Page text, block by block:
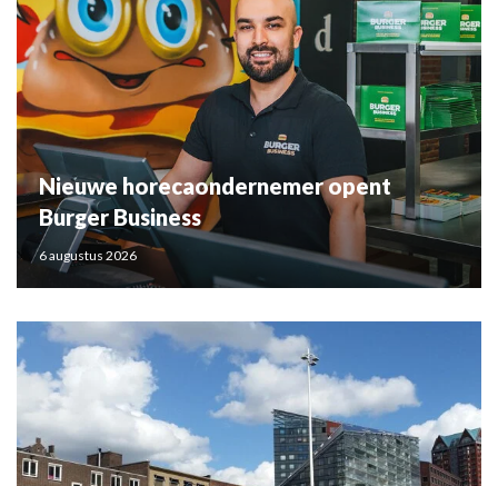
Nieuwe horecaondernemer opent
Burger Business
6 augustus 2026